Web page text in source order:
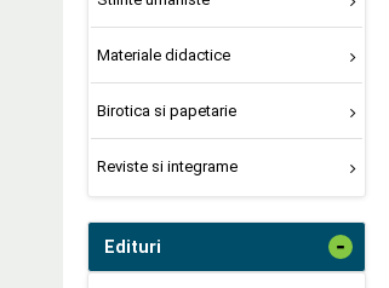
Materiale didactice
Birotica si papetarie
Reviste si integrame
Edituri -